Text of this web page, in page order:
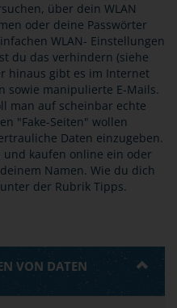
über dein WLAN
oder deine Passwörter
WLAN- Einstellungen
du das verhindern (siehe
hinaus gibt es im Internet
sowie manipulierte E-Mails.
man auf scheinbar echte
"Fake-Seiten" wollen
Daten einzugeben.
und kaufen online ein oder
Namen. Wie du dich
der Rubrik Tipps.
VON DATEN